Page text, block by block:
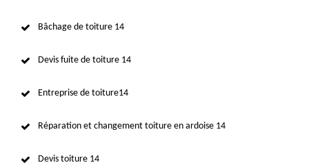
Bâchage de toiture 14
Devis fuite de toiture 14
Entreprise de toiture14
Réparation et changement toiture en ardoise 14
Devis toiture 14